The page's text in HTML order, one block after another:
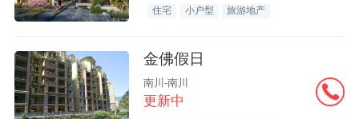
住宅 小户型 旅游地产
金佛假日
南川-南川
更新中